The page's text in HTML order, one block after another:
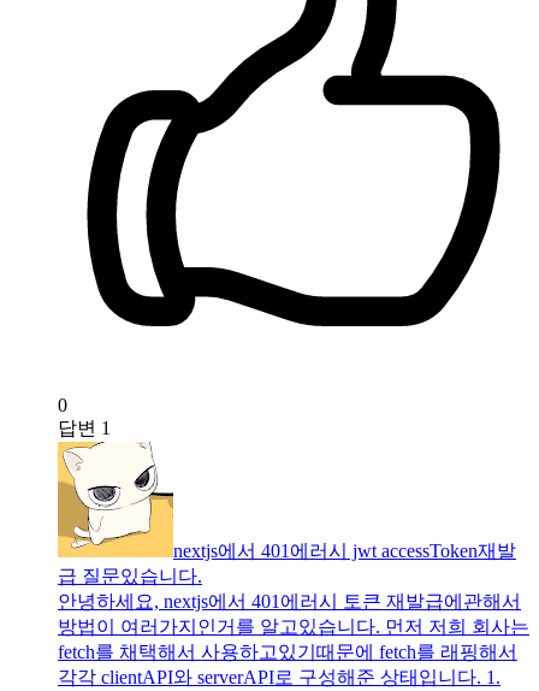
0
답변 1
nextjs에서 401에러시 jwt accessToken재발
급 질문있습니다.
안녕하세요, nextjs에서 401에러시 토큰 재발급에관해서
방법이 여러가지인거를 알고있습니다. 먼저 저희 회사는
fetch를 채택해서 사용하고있기때문에 fetch를 래핑해서
각각 clientAPI와 serverAPI로 구성해준 상태입니다. 1.